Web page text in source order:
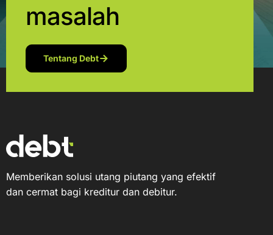
masalah
Tentang Debt
Memberikan solusi utang piutang yang efektif
dan cermat bagi kreditur dan debitur.